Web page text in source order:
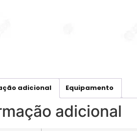
adicional Equipamento
adicional